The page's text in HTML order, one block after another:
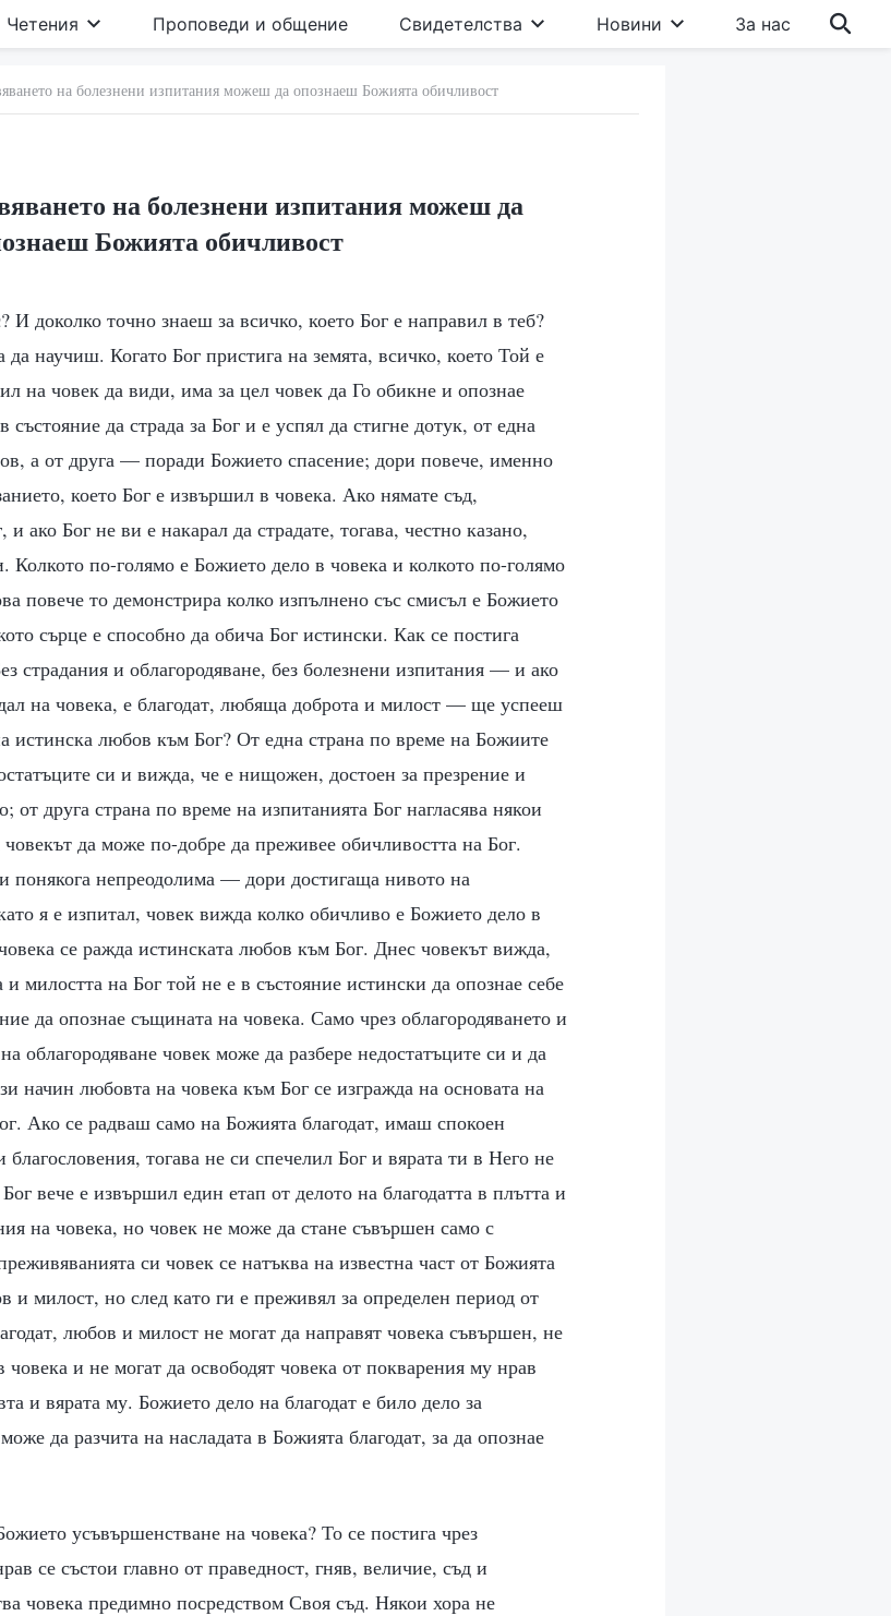
Четения Проповеди и общение Свидетелства Новини За нас
на болезнени изпитания можеш да опознаеш Божията обичливост
на болезнени изпитания можеш да
Божията обичливост
И доколко точно знаеш за всичко, което Бог е направил в теб?
да научиш. Когато Бог пристига на земята, всичко, което Той е
на човек да види, има за цел човек да Го обикне и опознае
да страда за Бог и е успял да стигне дотук, от една
а от друга — поради Божието спасение; дори повече, именно
което Бог е извършил в човека. Ако нямате съд,
ако Бог не ви е накарал да страдате, тогава, честно казано,
Колкото по-голямо е Божието дело в човека и колкото по-голямо
повече то демонстрира колко изпълнено със смисъл е Божието
сърце е способно да обича Бог истински. Как се постига
страдания и облагородяване, без болезнени изпитания — и ако
на човека, е благодат, любяща доброта и милост — ще успееш
истинска любов към Бог? От една страна по време на Божиите
си и вижда, че е нищожен, достоен за презрение и
друга страна по време на изпитанията Бог нагласява някои
човекът да може по-добре да преживее обичливостта на Бог.
понякога непреодолима — дори достигаща нивото на
я е изпитал, човек вижда колко обичливо е Божието дело в
се ражда истинската любов към Бог. Днес човекът вижда,
и милостта на Бог той не е в състояние истински да опознае себе
да опознае същината на човека. Само чрез облагородяването и
облагородяване човек може да разбере недостатъците си и да
начин любовта на човека към Бог се изгражда на основата на
Ако се радваш само на Божията благодат, имаш спокоен
тогава не си спечелил Бог и вярата ти в Него не
вече е извършил един етап от делото на благодатта в плътта и
на човека, но човек не може да стане съвършен само с
си човек се натъква на известна част от Божията
милост, но след като ги е преживял за определен период от
любов и милост не могат да направят човека съвършен, не
човека и не могат да освободят човека от покварения му нрав
и вярата му. Божието дело на благодат е било дело за
да разчита на насладата в Божията благодат, за да опознае
усъвършенстване на човека? То се постига чрез
се състои главно от праведност, гняв, величие, съд и
човека предимно посредством Своя съд. Някои хора не